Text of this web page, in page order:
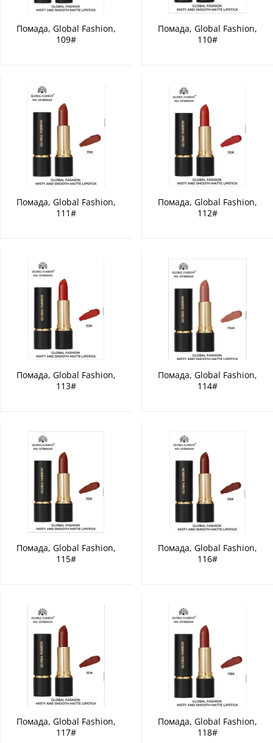
Помада, Global Fashion,
109#
Помада, Global Fashion,
110#
Помада, Global Fashion,
111#
Помада, Global Fashion,
112#
Помада, Global Fashion,
113#
Помада, Global Fashion,
114#
Помада, Global Fashion,
115#
Помада, Global Fashion,
116#
Помада, Global Fashion,
117#
Помада, Global Fashion,
118#